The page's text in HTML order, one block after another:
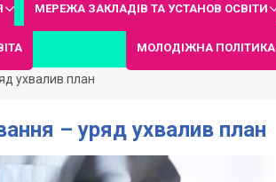
МЕРЕЖА ЗАКЛАДІВ ТА УСТАНОВ ОСВІТИ
МОЛОДІЖНА ПОЛІТИКА
ухвалив план
– уряд ухвалив план